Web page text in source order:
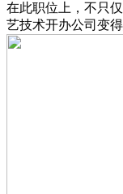
在此职位上，不只
艺技术开办公司变得